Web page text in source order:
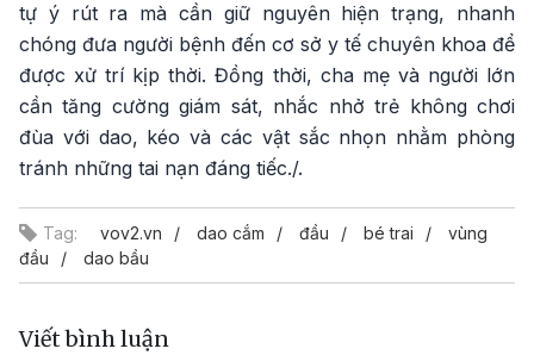
tự ý rút ra mà cần giữ nguyên hiện trạng, nhanh
chóng đưa người bệnh đến cơ sở y tế chuyên khoa để
được xử trí kịp thời. Đồng thời, cha mẹ và người lớn
cần tăng cường giám sát, nhắc nhở trẻ không chơi
đùa với dao, kéo và các vật sắc nhọn nhằm phòng
tránh những tai nạn đáng tiếc./.
Tag: vov2.vn dao cắm đầu bé trai
vùng
đầu
dao bầu
Viết bình luận